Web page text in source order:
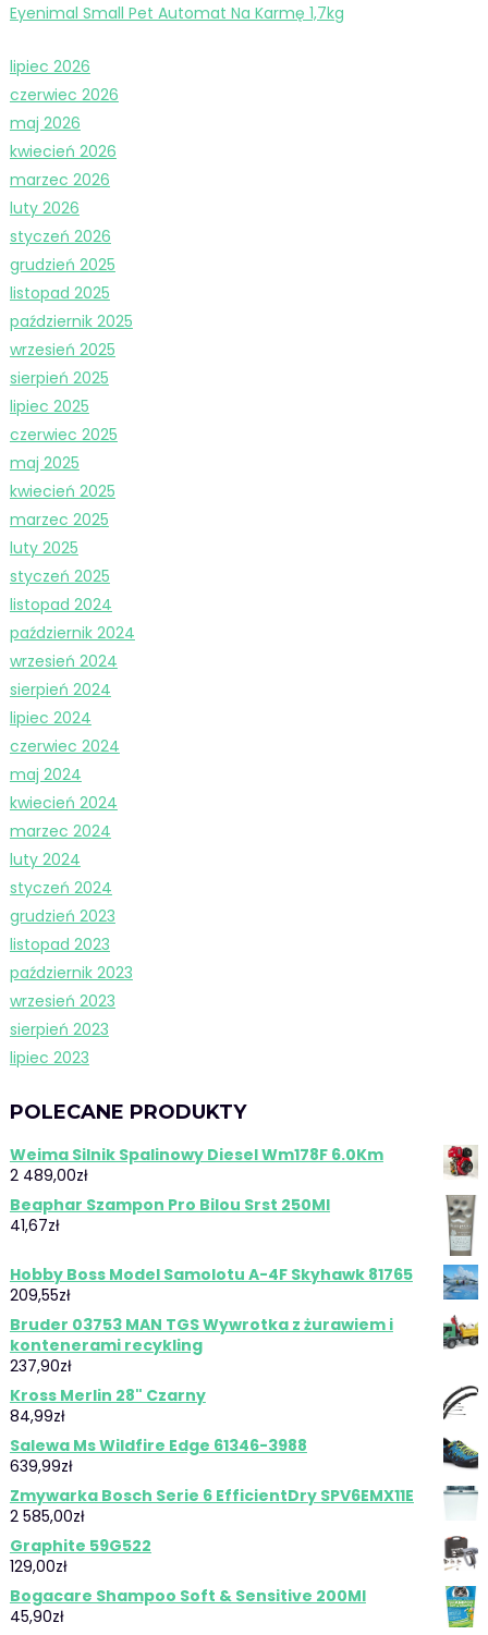
Eyenimal Small Pet Automat Na Karmę 1,7kg
lipiec 2026
czerwiec 2026
maj 2026
kwiecień 2026
marzec 2026
luty 2026
styczeń 2026
grudzień 2025
listopad 2025
październik 2025
wrzesień 2025
sierpień 2025
lipiec 2025
czerwiec 2025
maj 2025
kwiecień 2025
marzec 2025
luty 2025
styczeń 2025
listopad 2024
październik 2024
wrzesień 2024
sierpień 2024
lipiec 2024
czerwiec 2024
maj 2024
kwiecień 2024
marzec 2024
luty 2024
styczeń 2024
grudzień 2023
listopad 2023
październik 2023
wrzesień 2023
sierpień 2023
lipiec 2023
POLECANE PRODUKTY
Weima Silnik Spalinowy Diesel Wm178F 6.0Km
2 489,00zł
Beaphar Szampon Pro Bilou Srst 250Ml
41,67zł
Hobby Boss Model Samolotu A-4F Skyhawk 81765
209,55zł
Bruder 03753 MAN TGS Wywrotka z żurawiem i
kontenerami recykling
237,90zł
Kross Merlin 28" Czarny
84,99zł
Salewa Ms Wildfire Edge 61346-3988
639,99zł
Zmywarka Bosch Serie 6 EfficientDry SPV6EMX11E
2 585,00zł
Graphite 59G522
129,00zł
Bogacare Shampoo Soft & Sensitive 200Ml
45,90zł